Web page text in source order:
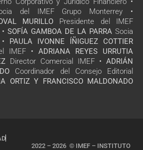
del IMEF Grupo Monterrey •
MURILLO Presidente del IMEF
SOFÍA GAMBOA DE LA PARRA Socia
PAULA IVONNE ÍÑIGUEZ COTTIER
IMEF • ADRIANA REYES URRUTIA
Director Comercial IMEF • ADRIÁN
Coordinador del Consejo Editorial
ORTIZ Y FRANCISCO MALDONADO
2022 – 2026 © IMEF – INSTITUTO